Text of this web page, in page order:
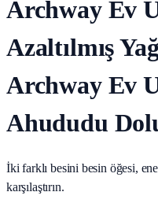
Archway Ev
Azaltılmış
Archway Ev
Ahududu
İki farklı besini besin öğesi,
karşılaştırın.